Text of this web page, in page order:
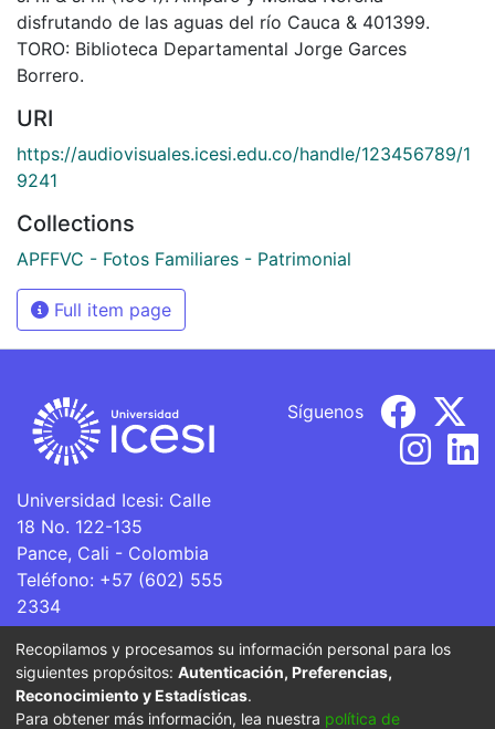
disfrutando de las aguas del río Cauca & 401399.
TORO: Biblioteca Departamental Jorge Garces
Borrero.
URI
https://audiovisuales.icesi.edu.co/handle/123456789/1
9241
Collections
APFFVC - Fotos Familiares - Patrimonial
Full item page
Universidad Icesi: Calle
18 No. 122-135
Pance, Cali - Colombia
Teléfono: +57 (602) 555
2334
ventanillaunica@icesi.edu.co
Síguenos
La Universidad Icesi es una Institución de Educación
Superior que se encuentra sujeta a inspección y vigilancia
Recopilamos y procesamos su información personal para los
siguientes propósitos: Autenticación, Preferencias,
Reconocimiento y Estadísticas.
Para obtener más información, lea nuestra política de